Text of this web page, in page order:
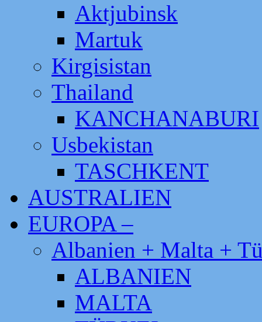
Aktjubinsk
Martuk
Kirgisistan
Thailand
KANCHANABURI
Usbekistan
TASCHKENT
AUSTRALIEN
EUROPA –
Albanien + Malta +
ALBANIEN
MALTA